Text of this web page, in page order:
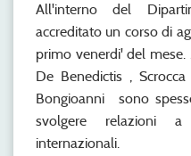
All'interno del
accreditato un corso di
primo venerdi' del
De Benedictis ,
Bongioanni sono
svolgere relazioni
internazionali.